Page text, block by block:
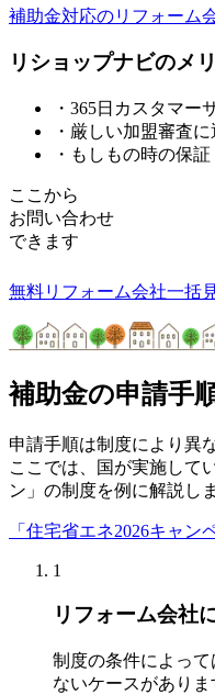
補助金対応のリフォーム
リショップナビのメ リ
・365日カスタマー
・厳しい加盟審査
・もしもの時の保証
ここから
お問い合わせ
できます
無料リフォーム会社一括
補助金の申請手
申請手順は制度により異
ここでは、国が実施して
ン」の制度を例に解説し
「住宅省エネ2026キャン
1
リフォーム会社
制度の条件によっ
ないケースがありま